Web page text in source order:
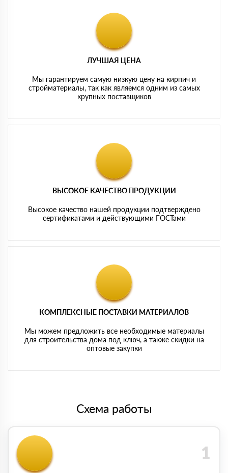
ЛУЧШАЯ ЦЕНА
Мы гарантируем самую низкую цену на кирпич и
стройматериалы, так как являемся одним из самых
крупных поставщиков
ВЫСОКОЕ КАЧЕСТВО ПРОДУКЦИИ
Высокое качество нашей продукции подтверждено
сертификатами и действующими ГОСТами
КОМПЛЕКСНЫЕ ПОСТАВКИ МАТЕРИАЛОВ
Мы можем предложить все необходимые материалы
для строительства дома под ключ, а также скидки на
оптовые закупки
Схема работы